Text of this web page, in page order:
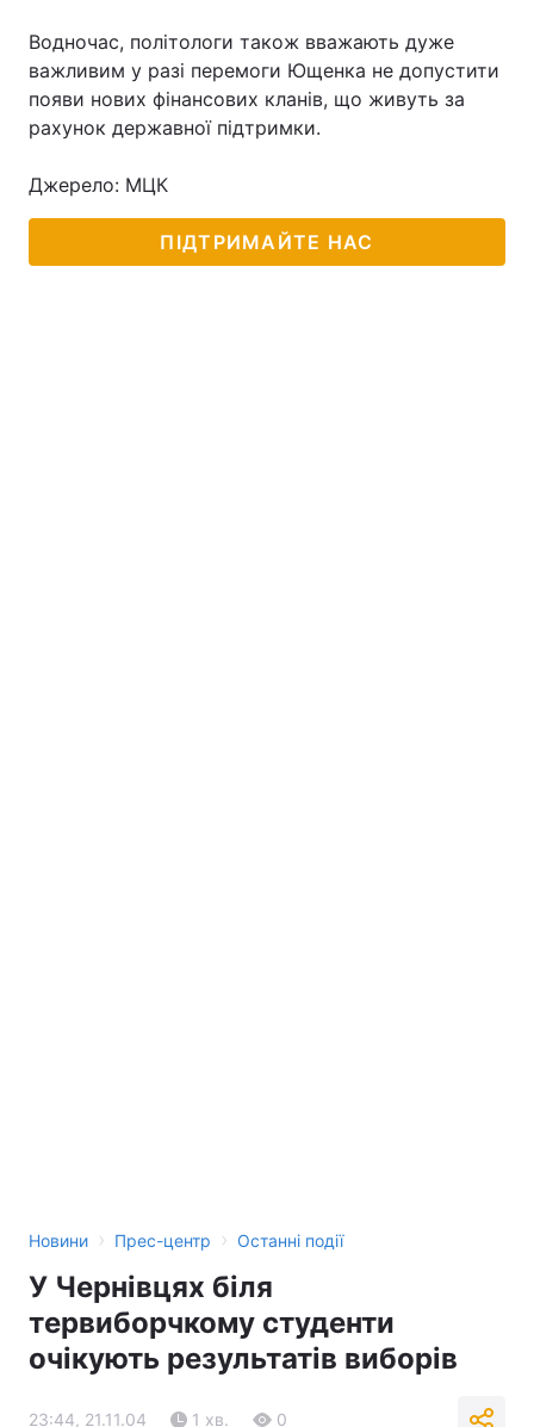
Архів Вакансії
Контакти
Послуги
Водночас, політологи також вважають дуже
важливим у разі перемоги Ющенка не допустити
появи нових фінансових кланів, що живуть за
рахунок державної підтримки.
Джерело: МЦК
ПІДТРИМАЙТЕ НАС
Новини › Прес-центр › Останні події
У Чернівцях біля
тервиборчкому студенти
очікують результатів виборів
23:44, 21.11.04 1 хв. 0